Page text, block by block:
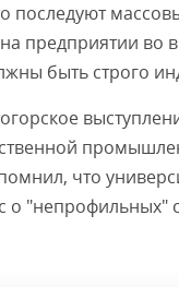
последуют
предприятии во
быть строго
что
о "непрофильных"